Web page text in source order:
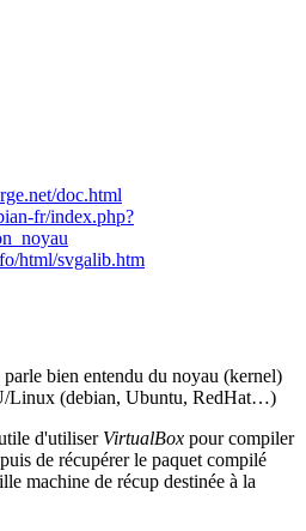
doc.html
fr/index.php?
html/svgalib.htm
bien entendu du noyau (kernel)
Linux (debian, Ubuntu, RedHat…)
d'utiliser VirtualBox pour compiler
de récupérer le paquet compilé
machine de récup destinée à la